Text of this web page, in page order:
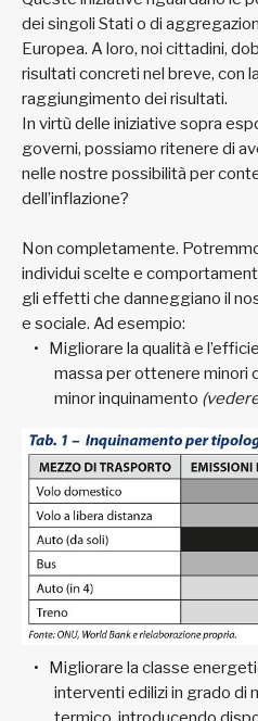
dei singoli Stati o di
Europea. A loro, noi cittadini,
risultati concreti nel breve, con
raggiungimento dei risultati.
In virtù delle iniziative sopra
governi, possiamo ritenere di
nelle nostre possibilità per
dell’inflazione?
Non completamente.
individui scelte e
gli effetti che danneggiano il
e sociale. Ad esempio:
Migliorare la qualità e
massa per ottenere minori
minor inquinamento
Migliorare la classe
interventi edilizi in grado di